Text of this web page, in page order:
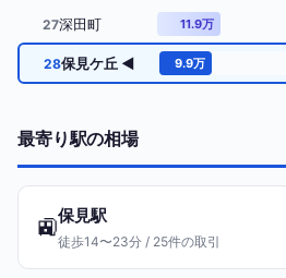
27深田町 11.9万
28保見ケ丘 ◀ 9.9万
最寄り駅の相場
🚉保見駅
徒歩14〜23分 / 25件の取引